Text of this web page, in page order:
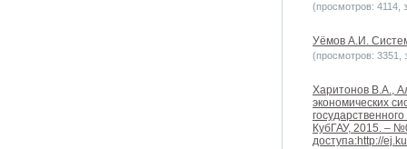
(просмотров: 4114,
Уёмов А.И.
(просмотров: 3351,
Харитонов В.А.,
экономических
КубГАУ, 2015. –
доступа:http://